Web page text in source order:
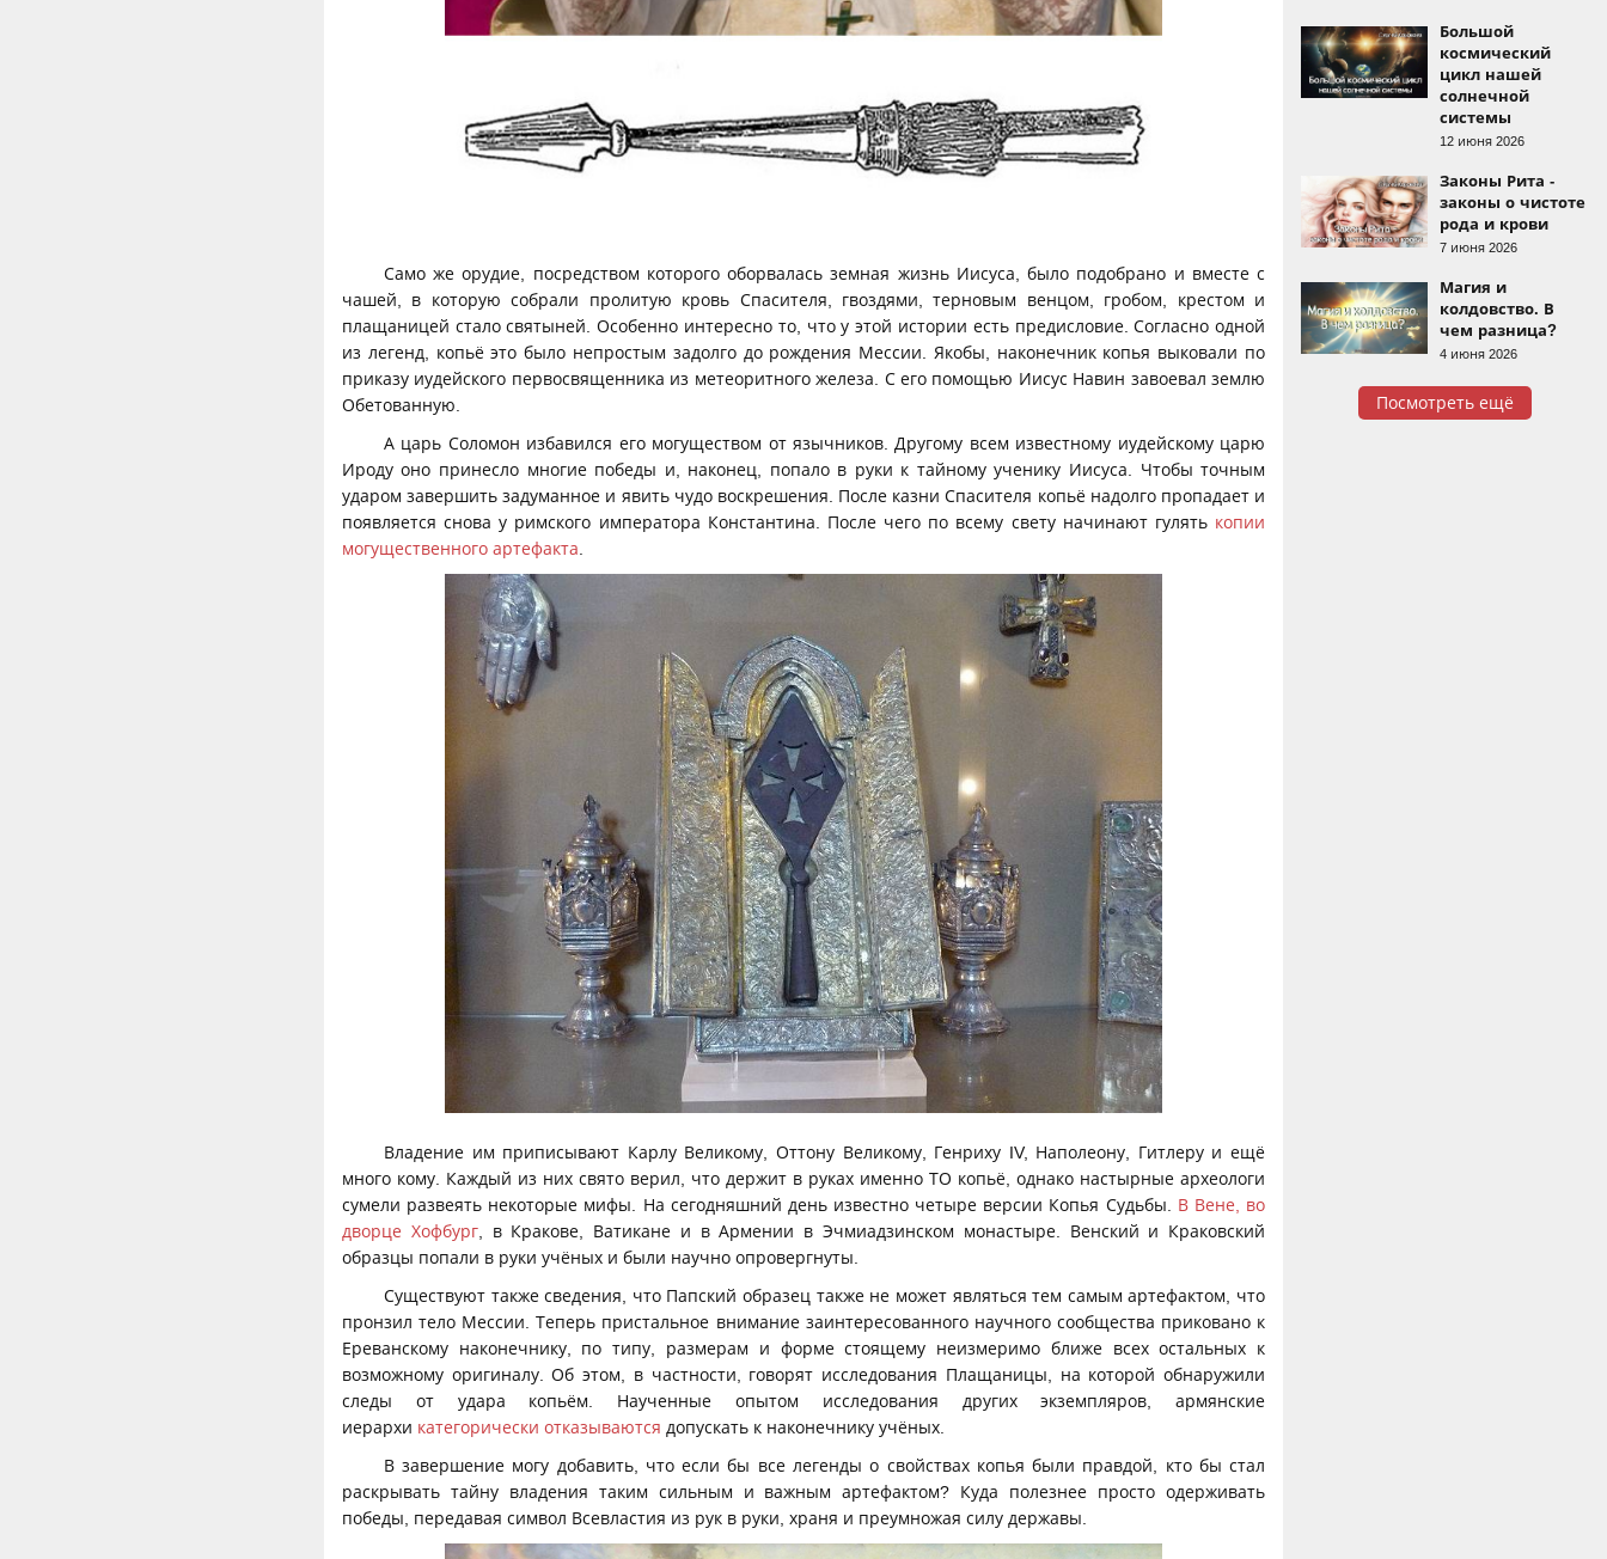
Само же орудие, посредством которого оборвалась земная жизнь Иисуса, было подобрано и вместе с
чашей, в которую собрали пролитую кровь Спасителя, гвоздями, терновым венцом, гробом, крестом и
плащаницей стало святыней. Особенно интересно то, что у этой истории есть предисловие. Согласно одной
из легенд, копьё это было непростым задолго до рождения Мессии. Якобы, наконечник копья выковали по
приказу иудейского первосвященника из метеоритного железа. С его помощью Иисус Навин завоевал землю
Обетованную.
А царь Соломон избавился его могуществом от язычников. Другому всем известному иудейскому царю
Ироду оно принесло многие победы и, наконец, попало в руки к тайному ученику Иисуса. Чтобы точным
ударом завершить задуманное и явить чудо воскрешения. После казни Спасителя копьё надолго пропадает и
появляется снова у римского императора Константина. После чего по всему свету начинают гулятькопии
могущественного артефакта
Владение им приписывают Карлу Великому, Оттону Великому, Генриху IV, Наполеону, Гитлеру и ещё
много кому. Каждый из них свято верил, что держит в руках именно ТО копьё, однако настырные археологи
сумели развеять некоторые мифы. На сегодняшний день известно четыре версии Копья Судьбы. В Вене, во
дворце Хофбург, в Кракове, Ватикане и в Армении в Эчмиадзинском монастыре. Венский и Краковский
образцы попали в руки учёных и были научно опровергнуты.
Существуют также сведения, что Папский образец также не может являться тем самым артефактом, что
пронзил тело Мессии. Теперь пристальное внимание заинтересованного научного сообщества приковано к
Ереванскому наконечнику, по типу, размерам и форме стоящему неизмеримо ближе всех остальных к
возможному оригиналу. Об этом, в частности, говорят исследования Плащаницы, на которой обнаружили
следы от удара копьём. Наученные опытом исследования других экземпляров, армянские
иерархи категорически отказываются допускать к наконечнику учёных.
В завершение могу добавить, что если бы все легенды о свойствах копья были правдой, кто бы стал
раскрывать тайну владения таким сильным и важным артефактом? Куда полезнее просто одерживать
победы, передавая символ Всевластия из рук в руки, храня и преумножая силу державы.
Большой
космический
цикл нашей
солнечной
системы
12 июня 2026
Законы Рита -
законы о чистоте
рода и крови
7 июня 2026
Магия и
колдовство. В
чем разница?
4 июня 2026
Посмотреть ещё